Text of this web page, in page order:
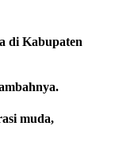
di Kabupaten
muda,